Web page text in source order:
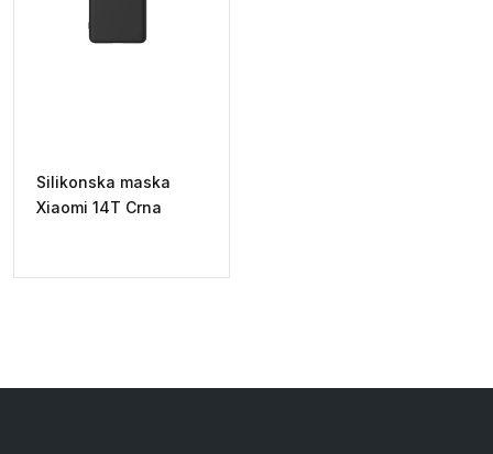
Silikonska maska
Xiaomi 14T Crna